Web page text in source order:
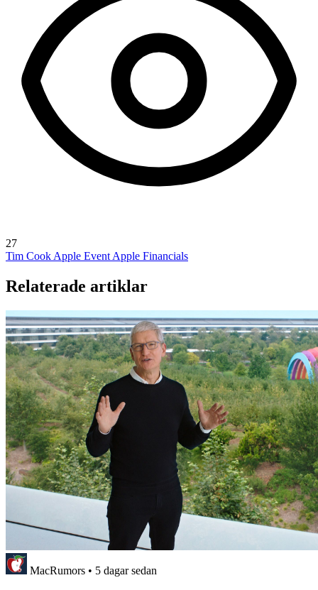
27
Tim Cook Apple Event Apple Financials
Relaterade artiklar
MacRumors • 5 dagar sedan